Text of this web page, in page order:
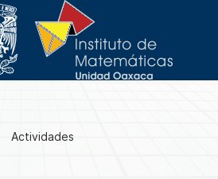
Actividades